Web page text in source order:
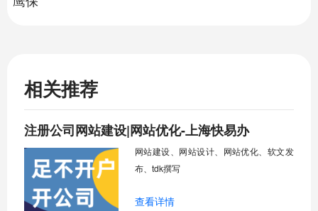
相关推荐
注册公司网站建设|网站优化-上海快易办
网站建设、网站设计、网站优化、软文发
布、tdk撰写
查看详情